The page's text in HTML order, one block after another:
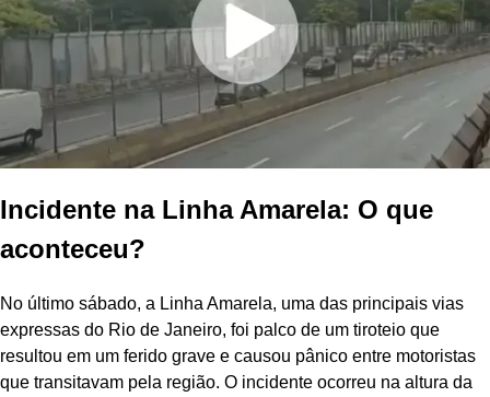
Incidente na Linha Amarela: O que
aconteceu?
No último sábado, a Linha Amarela, uma das principais vias
expressas do Rio de Janeiro, foi palco de um tiroteio que
resultou em um ferido grave e causou pânico entre motoristas
que transitavam pela região. O incidente ocorreu na altura da